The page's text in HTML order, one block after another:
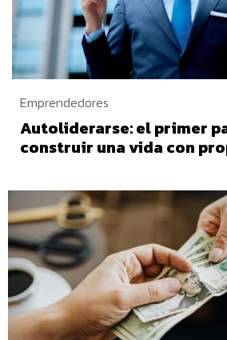
Emprendedores
Autoliderarse: el primer
construir una vida con